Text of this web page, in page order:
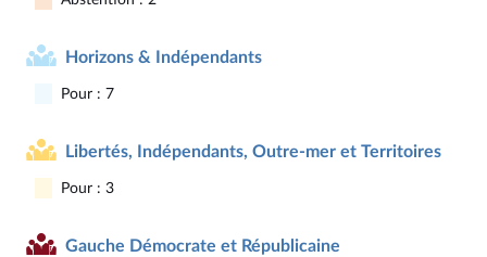
Horizons & Indépendants
Pour : 7
Libertés, Indépendants, Outre-mer et Territoires
Pour : 3
Gauche Démocrate et Républicaine